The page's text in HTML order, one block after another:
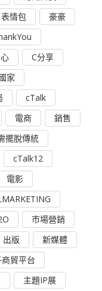
表情包
豪豪
C分享
家
cTalk
電商
銷售
擺脫傳統
cTalk12
電影
市場營銷
出版
新媒體
貿平台
主題IP展